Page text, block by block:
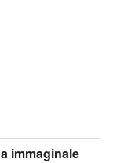
immaginale